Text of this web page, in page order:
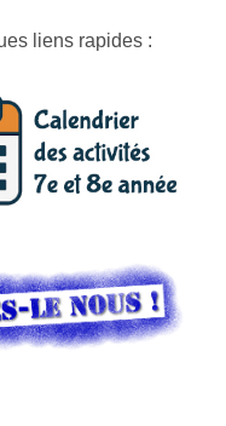
liens rapides :